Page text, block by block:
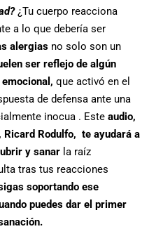
¿Tu cuerpo reacciona
a lo que debería ser
alergias no solo son un
ser reflejo de algún
que activó en el
de defensa ante una
inocua . Esteaudio,
Ricard Rodulfo, te ayudará a
y sanar la raíz
tras tus reacciones
soportando ese
puedes dar el primer